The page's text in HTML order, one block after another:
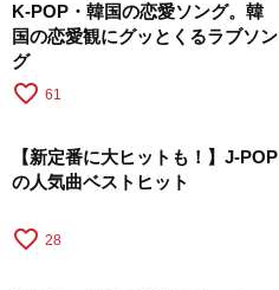
K-POP・韓国の恋愛ソング。韓
国の恋愛観にグッとくるラブソン
グ
favorite_border 61
【新定番に大ヒットも！】J-POP
の人気曲ベストヒット
favorite_border 28